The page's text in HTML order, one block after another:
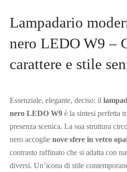
Lampadario
nero LEDO W9 –
carattere e stile
Essenziale, elegante, deciso: il
nero LEDO W9 è la sintesi perfetta
presenza scenica. La sua struttura
nero accoglie nove sfere in vetro
contrasto raffinato che si adatta con
diversi. Un’icona di stile